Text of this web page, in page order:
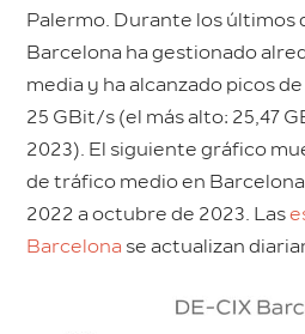
Palermo. Durante los últimos
Barcelona ha gestionado
media y ha alcanzado picos
25 GBit/s (el más alto: 25,47
2023). El siguiente gráfico
de tráfico medio en
2022 a octubre de 2023. Las
Barcelona se actualizan